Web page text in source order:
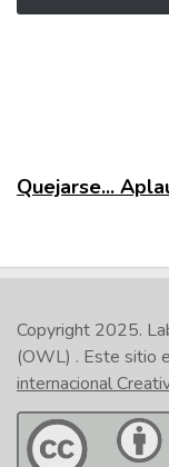
Quejarse...
Copyright 2025.
(OWL) . Este sitio
internacional